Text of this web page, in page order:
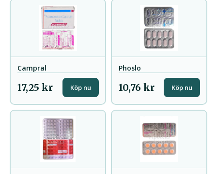
Campral
17,25 kr Köp nu
Phoslo
10,76 kr Köp nu